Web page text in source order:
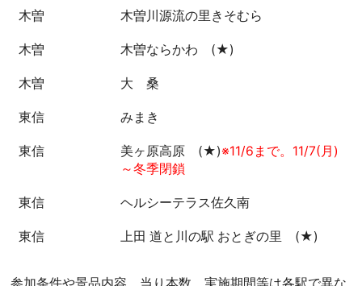
木曽 木曽川源流の里きそむら
木曽 木曽ならかわ (★)
木曽 大 桑
東信 みまき
東信 美ヶ原高原 (★)※11/6まで。11/7(月)
～冬季閉鎖
東信 ヘルシーテラス佐久南
東信 上田 道と川の駅 おとぎの里 (★)
参加条件や景品内容、当り本数、実施期間等は各駅で異な